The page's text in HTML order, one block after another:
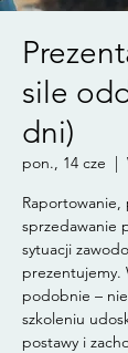
sile
dni)
pon., 14 cze
  |
sprzedawanie
sytuacji
prezentujemy.
podobnie –
szkoleniu
postawy i